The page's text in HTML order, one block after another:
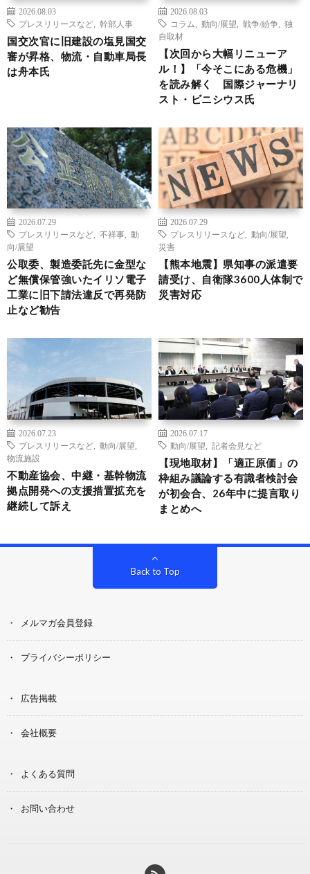
2026.08.03
プレスリリースなど
幹部人事
国交次官に旧建設の塩見国交
審が昇格、物流・自動車局長
は舟本氏
2026.08.03
コラム
動向/展望 戦争/紛争
独
自取材
【次回から大幅リニューア
ル！】「今そこにある危機」
を読み解く 国際ジャーナリ
スト・ビニシウス氏
2026.07.29
プレスリリースなど
不祥事
動
向/展望
公取委、製造委託先に金型な
ど無償保管強いたイリソ電子
工業に旧下請法違反で再発防
止など勧告
2026.07.29
プレスリリースなど
動向/展望
災害
【熊本地震】県知事の派遣要
請受け、自衛隊3600人体制で
災害対応
2026.07.23
プレスリリースなど
動向/展望
物流施設
不動産協会、中継・基幹物流
拠点開発への支援措置拡充を
継続して訴え
2026.07.17
動向/展望
記者会見など
【現地取材】「適正原価」の
枠組み議論する有識者検討会
が初会合、26年中に提言取り
まとめへ
Back to Top
メルマガ会員登録
プライバシーポリシー
広告掲載
会社概要
よくある質問
お問い合わせ